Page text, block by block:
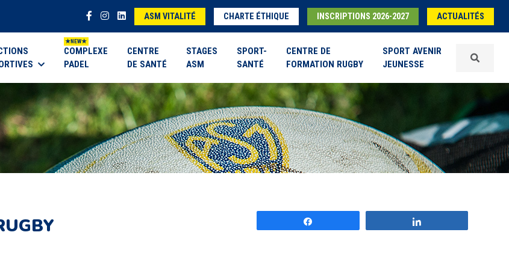
ASM VITALITÉ CHARTE ÉTHIQUE INSCRIPTIONS 2026-2027 ACTUALITÉS
COMPLEXE
PADEL
CENTRE
DE SANTÉ
STAGES
ASM
SPORT-
SANTÉ
CENTRE DE
FORMATION RUGBY
SPORT AVENIR
JEUNESSE